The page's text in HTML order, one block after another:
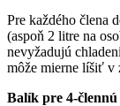
Pre každého člena
(aspoň 2 litre na
nevyžadujú
môže mierne líšiť v
Balík pre 4-